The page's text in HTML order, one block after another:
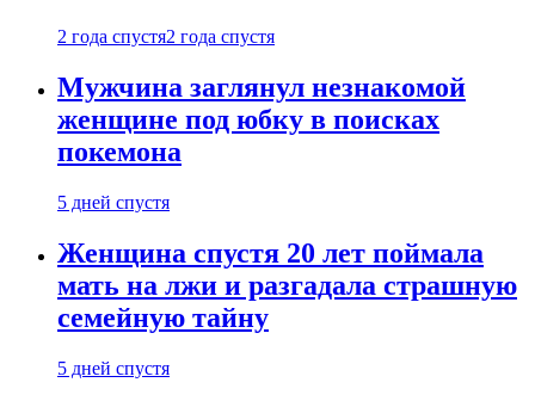
2 года спустя2 года спустя
Мужчина заглянул незнакомой
женщине под юбку в поисках
покемона
5 дней спустя
Женщина спустя 20 лет поймала
мать на лжи и разгадала страшную
семейную тайну
5 дней спустя